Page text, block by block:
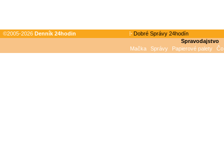
©2005-2026 Denník 24hodin
Dobré Správy 24hodín
Spravodajstvo
Mačka
Správy Papierové palety